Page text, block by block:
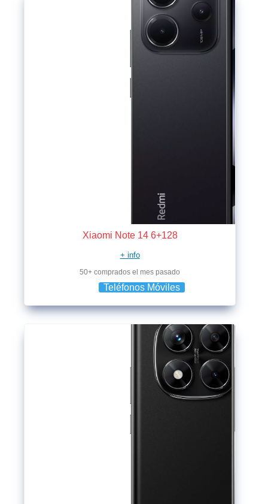
Xiaomi Note 14 6+128
+ info
50+ comprados el mes pasado
Teléfonos Móviles